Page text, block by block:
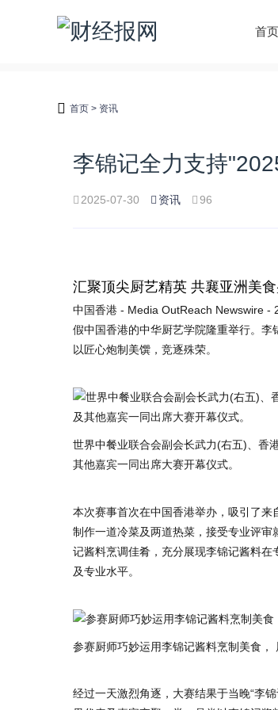
首页
首页 > 资讯
李锦记全力支持
2025-07-30 资讯 96
汇聚顶尖厨艺精英 共襄亚洲美
中国香港 - Media OutReach Newswire -
假中国香港的中华厨艺学院隆重举行。
以匠心炮制美馔，竞逐殊荣。
世界中餐业联合会副会长武力(右五)、香
其他嘉宾一同出席大赛开幕仪式。
本次赛事首次在中国香港举办，吸引了
制作一道冷菜及两道热菜，接受专业评
记酱料烹调佳肴，充分展现李锦记酱料
及专业水平。
参赛厨师巧妙运用李锦记酱料烹制美食，
经过一天激烈角逐，大赛结果于当晚“李